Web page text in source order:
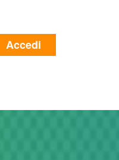
Accedi